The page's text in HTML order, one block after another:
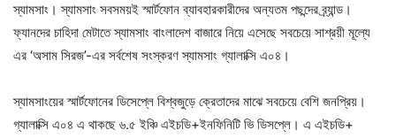
স্যামসাং। স্যামসাং সবসময়ই স্মার্টফোন ব্যাবহারকারীদের অন্যতম পছন্দের ব্র্যান্ড।
ফ্যানদের চাহিদা মেটাতে স্যামসাং বাংলাদেশ বাজারে নিয়ে এসেছে সবচেয়ে সাশ্রয়ী মূল্যে
এর ‘অসাম সিরজ’-এর সর্বশেষ সংস্করণ স্যামসাং গ্যালাক্সি এ০৪।
স্যামসাংয়ের স্মার্টফোনের ডিসেপ্লে বিশ্বজুড়ে ক্রেতাদের মাঝে সবচেয়ে বেশি জনপ্রিয়।
গ্যালাক্সি এ০৪ এ থাকছে ৬.৫ ইঞ্চি এইচডি+ইনফিনিটি ভি ডিসপ্লে। এ এইচডি+